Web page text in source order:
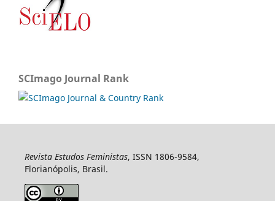
SCImago Journal Rank
Revista Estudos Feministas, ISSN 1806-9584,
Florianópolis, Brasil.